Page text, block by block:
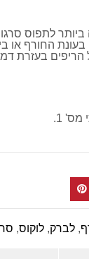
לתפוס
החורף או
בעזרת
1.
,לברק,לוקוס,